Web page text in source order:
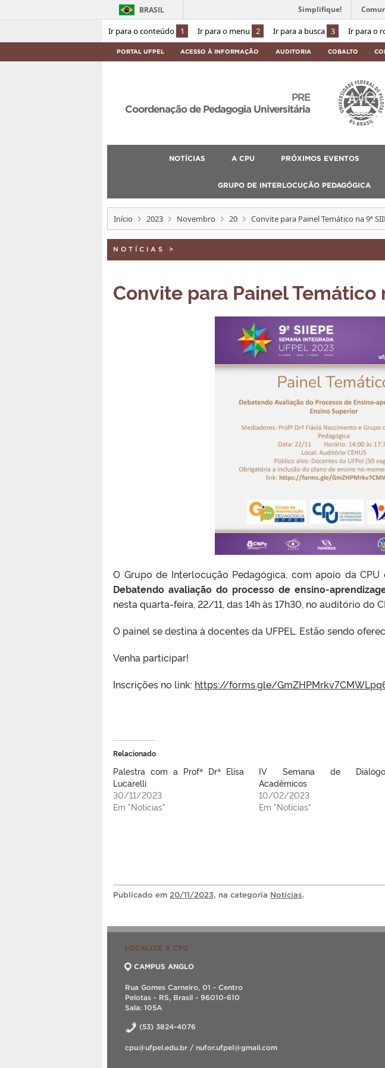
Ir para o conteúdo 1 Ir para o menu 2 Ir para a busca 3 Ir para o
BRASIL Simplifique!
PORTAL UFPEL ACESSO À INFORMAÇÃO AUDITORIA COBALTO
PRE
Coordenação de Pedagogia Universitária
NOTÍCIAS A CPU PRÓXIMOS EVENTOS
GRUPO DE INTERLOCUÇÃO PEDAGÓGICA
Início 2023 Novembro 20 Convite para Painel Temático na 9ª
NOTÍCIAS >
Convite para Painel Temático
O Grupo de Interlocução Pedagógica, com apoio da CPU
Debatendo avaliação do processo de ensino-
nesta quarta-feira, 22/11, das 14h às 17h30, no auditório do
O painel se destina à docentes da UFPEL. Estão sendo
Venha participar!
Inscrições no link: https://forms.gle/
Relacionado
Palestra com a Profª Drª Elisa
Lucarelli
30/11/2023
Em "Notícias"
IV Semana de
Acadêmicos
10/02/2023
Em "Notícias"
Publicado em 20/11/2023, na categoria Notícias.
LOCALIZE A CPU
CAMPUS ANGLO
Rua Gomes Carneiro, 01 - Centro
Pelotas - RS, Brasil - 96010-610
Sala: 105A
(53) 3824-4076
cpu@ufpel.edu.br / nufor.ufpel@gmail.com